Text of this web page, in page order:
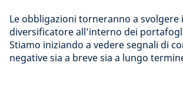
Le obbligazioni torneranno a svolgere
diversificatore all’interno dei
Stiamo iniziando a vedere segnali di
negative sia a breve sia a lungo